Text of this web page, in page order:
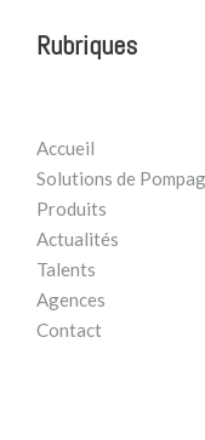
Rubriques
Accueil
Solutions de
Produits
Actualités
Talents
Agences
Contact